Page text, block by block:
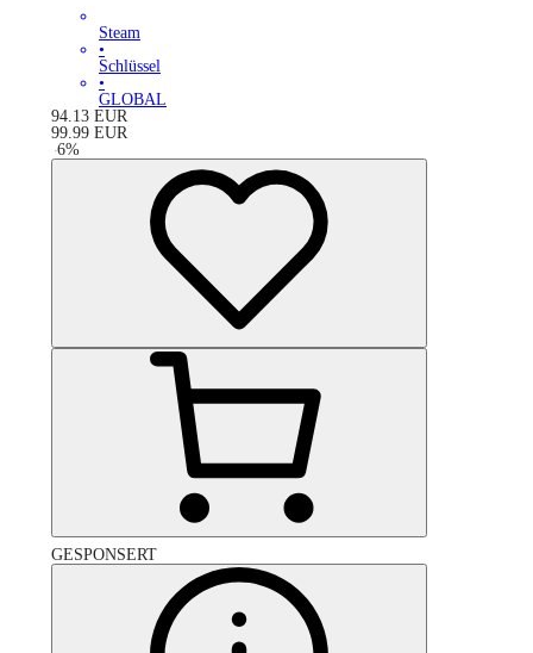
Steam
•
Schlüssel
•
GLOBAL
94.13 EUR
99.99 EUR
-6%
GESPONSERT